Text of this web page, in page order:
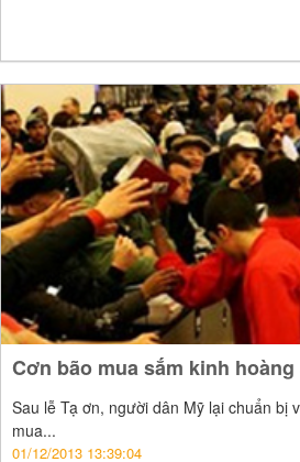
Cơn bão mua sắm kinh
Sau lễ Tạ ơn, người dân Mỹ lại chuẩn bị
mua...
01/12/2013 13:39:04